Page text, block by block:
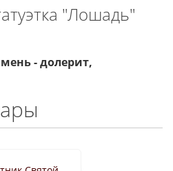
"Лошадь"
- долерит,